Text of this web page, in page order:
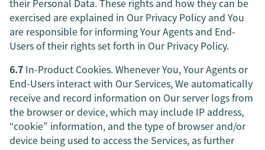
their Personal Data. These rights and how they can be
exercised are explained in Our Privacy Policy and You
are responsible for informing Your Agents and End-
Users of their rights set forth in Our Privacy Policy.
6.7 In-Product Cookies. Whenever You, Your Agents or
End-Users interact with Our Services, We automatically
receive and record information on Our server logs from
the browser or device, which may include IP address,
“cookie” information, and the type of browser and/or
device being used to access the Services, as further